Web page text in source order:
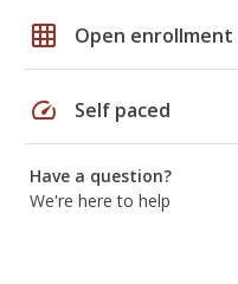
grid_on Open enrollment
speed Self paced
Have a question?
We're here to help